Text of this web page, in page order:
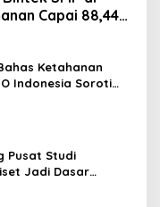
Capai 88,44
Ketahanan
Indonesia Soroti
Lintas Sektor
Pusat Studi
Jadi Dasar